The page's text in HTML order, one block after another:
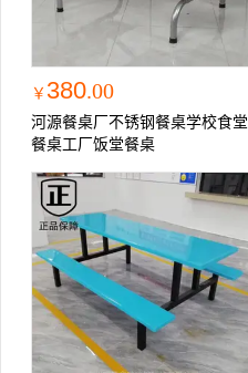
￥ 380.00
河源餐桌厂不锈钢餐桌学校食堂
餐桌工厂饭堂餐桌